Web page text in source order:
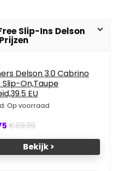
Slip-Ins Delson
Delson 3.0 Cabrino
On,Taupe
EU
Op voorraad
€89,99
Bekijk >